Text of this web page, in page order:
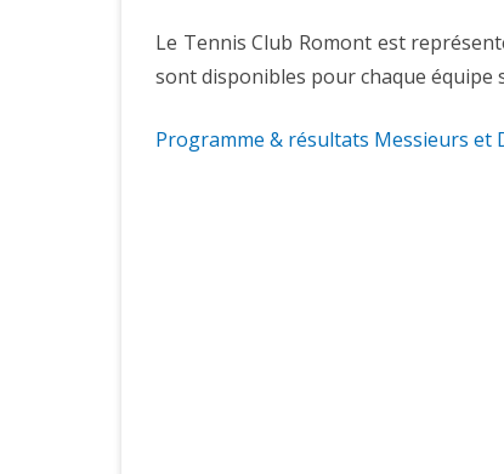
Le Tennis Club Romont est
sont disponibles pour chaque équipe
Programme & résultats Messieurs et